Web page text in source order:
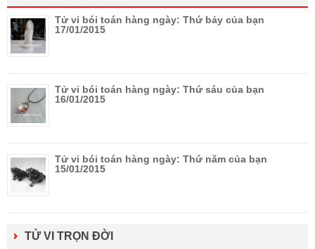
Tử vi bói toán hàng ngày: Thứ bảy của bạn
17/01/2015
Tử vi bói toán hàng ngày: Thứ sáu của bạn
16/01/2015
Tử vi bói toán hàng ngày: Thứ năm của bạn
15/01/2015
TỬ VI TRỌN ĐỜI